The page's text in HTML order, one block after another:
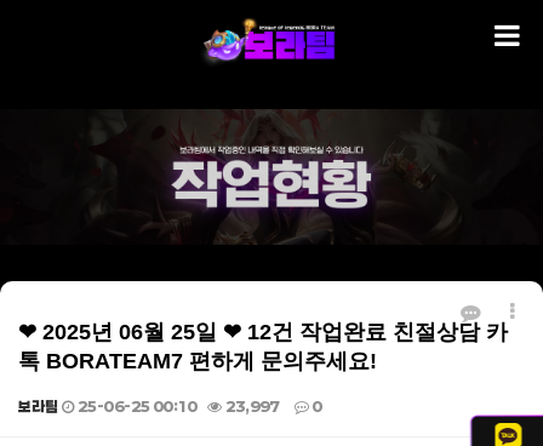
❤ 2025년 06월 25일 ❤ 12건 작업완료 친절상담 카
톡 BORATEAM7 편하게 문의주세요!
보라팀 25-06-25 00:10 23,997 0